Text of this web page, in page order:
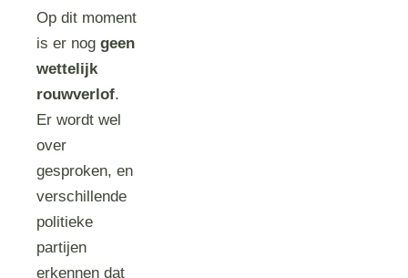
Op dit moment
is er noggeen
wettelijk
rouwverlof.
Er wordt wel
over
gesproken, en
verschillende
politieke
partijen
erkennen dat